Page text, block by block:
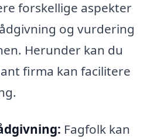
forskellige aspekter
og vurdering
Herunder kan du
firma kan facilitere
Fagfolk kan